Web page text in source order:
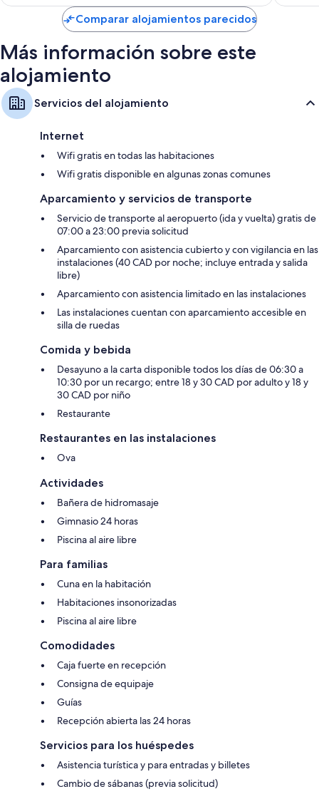
Suelos radiantes, artículos de higiene personal de diseño y
secadores de pelo
Televisiones inteligentes de 55 pulgadas con Netflix, servicios de
streaming y canales digitales
Armarios o roperos, cunas gratuitas y hervidores eléctricos
de
172 €
Comparar alojamientos parecidos
Más información sobre este
alojamiento
Servicios del alojamiento
Internet
Wifi gratis en todas las habitaciones
Wifi gratis disponible en algunas zonas comunes
Aparcamiento y servicios de transporte
Servicio de transporte al aeropuerto (ida y vuelta) gratis de
07:00 a 23:00 previa solicitud
Aparcamiento con asistencia cubierto y con vigilancia en las
instalaciones (40 CAD por noche; incluye entrada y salida
libre)
Aparcamiento con asistencia limitado en las instalaciones
Las instalaciones cuentan con aparcamiento accesible en
silla de ruedas
Comida y bebida
Desayuno a la carta disponible todos los días de 06:30 a
10:30 por un recargo; entre 18 y 30 CAD por adulto y 18 y
30 CAD por niño
Restaurante
Restaurantes en las instalaciones
Ova
Actividades
Bañera de hidromasaje
Gimnasio 24 horas
Piscina al aire libre
Para familias
Cuna en la habitación
Habitaciones insonorizadas
Piscina al aire libre
Comodidades
Caja fuerte en recepción
Consigna de equipaje
Guías
Recepción abierta las 24 horas
Servicios para los huéspedes
Asistencia turística y para entradas y billetes
Cambio de sábanas (previa solicitud)